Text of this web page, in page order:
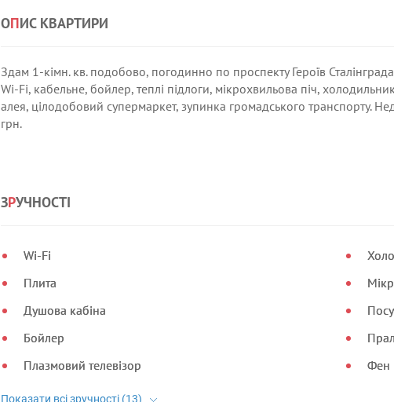
ОПИС КВАРТИРИ
Здам 1-кімн. кв. подобово, погодинно по проспекту Героїв
Wi-Fi, кабельне, бойлер, теплі підлоги, мікрохвильова піч,
алея, цілодобовий супермаркет, зупинка громадського транспорту.
грн.
ЗРУЧНОСТІ
Wi-Fi
Плита
Душова кабіна
Бойлер
Плазмовий телевізор
Фен